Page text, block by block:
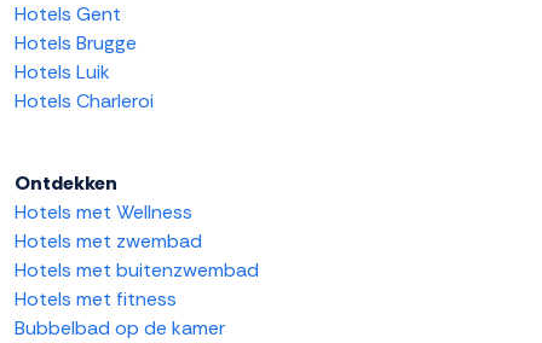
Hotels Gent
Hotels Brugge
Hotels Luik
Hotels Charleroi
Ontdekken
Hotels met Wellness
Hotels met zwembad
Hotels met buitenzwembad
Hotels met fitness
Bubbelbad op de kamer